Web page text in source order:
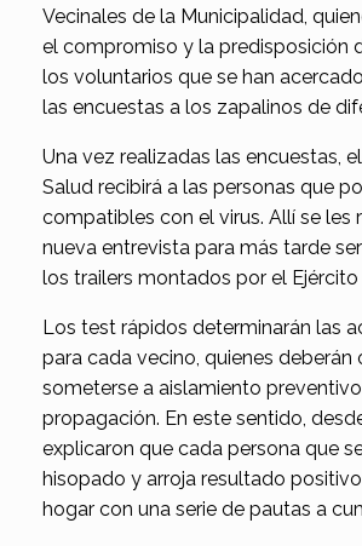
Vecinales de la Municipalidad,
el compromiso y la predisposición
los voluntarios que se han
las encuestas a los zapalinos de
Una vez realizadas las encuestas,
Salud recibirá a las personas que
compatibles con el virus. Allí se les
nueva entrevista para más tarde
los trailers montados por el Ejército
Los test rápidos determinarán las
para cada vecino, quienes deberán
someterse a aislamiento
propagación. En este sentido,
explicaron que cada persona que
hisopado y arroja resultado
hogar con una serie de pautas a